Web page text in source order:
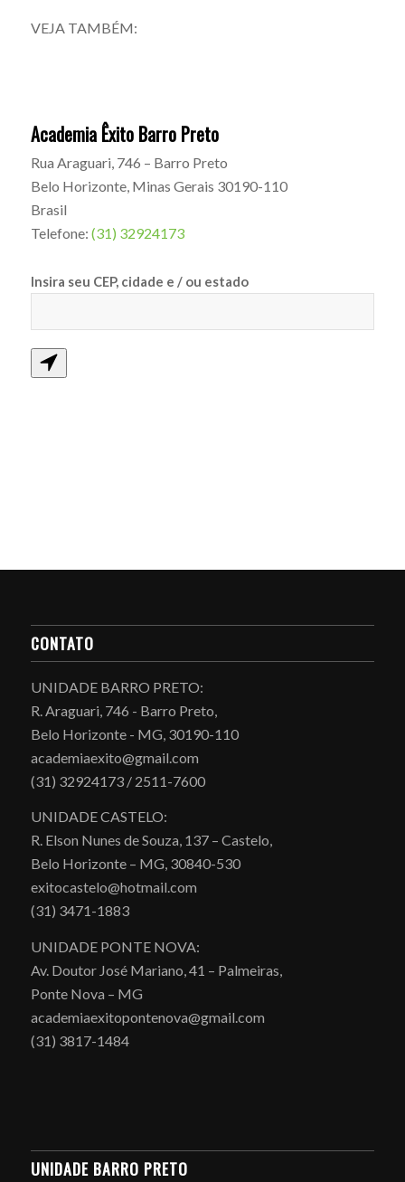
VEJA TAMBÉM:
Academia Êxito Barro Preto
Rua Araguari, 746 – Barro Preto
Belo Horizonte, Minas Gerais 30190-110
Brasil
Telefone: (31) 32924173
Insira seu CEP, cidade e / ou estado
CONTATO
UNIDADE BARRO PRETO:
R. Araguari, 746 - Barro Preto,
Belo Horizonte - MG, 30190-110
academiaexito@gmail.com
(31) 32924173 / 2511-7600
UNIDADE CASTELO:
R. Elson Nunes de Souza, 137 – Castelo,
Belo Horizonte – MG, 30840-530
exitocastelo@hotmail.com
(31) 3471-1883
UNIDADE PONTE NOVA:
Av. Doutor José Mariano, 41 – Palmeiras,
Ponte Nova – MG
academiaexitopontenova@gmail.com
(31) 3817-1484
UNIDADE BARRO PRETO